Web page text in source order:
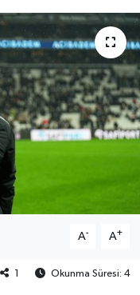
A- A+
1
Okunma Süresi: 4